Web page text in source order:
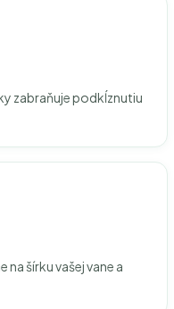
zabraňuje podkĺznutiu
šírku vašej vane a